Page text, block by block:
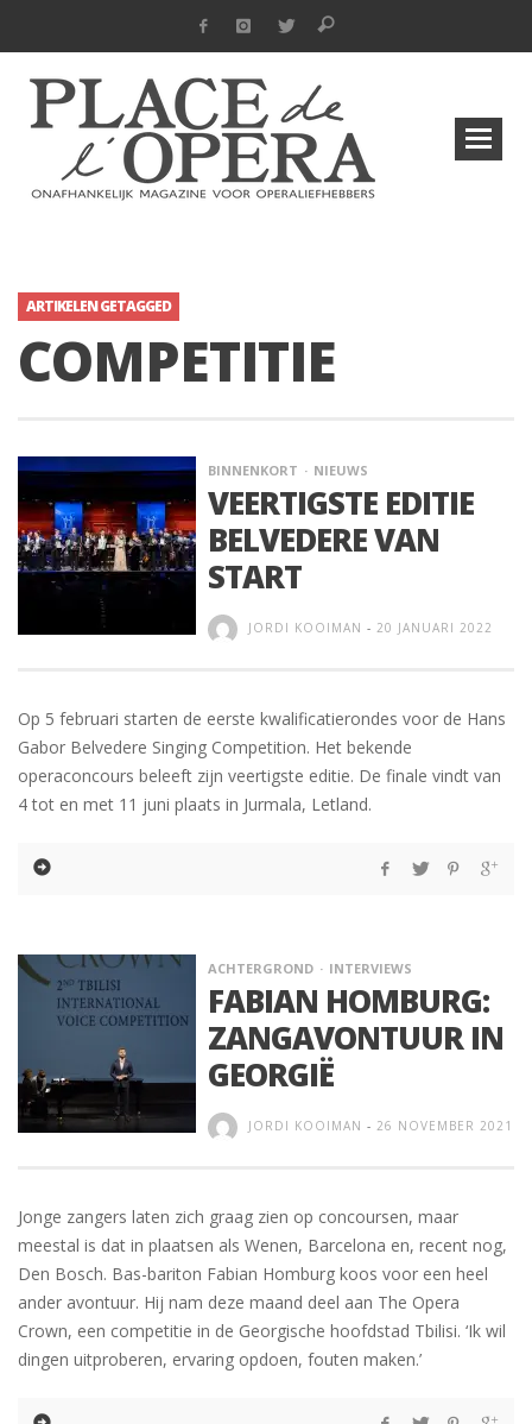
ARTIKELEN GETAGGED
COMPETITIE
BINNENKORT NIEUWS
VEERTIGSTE EDITIE
BELVEDERE VAN
START
JORDI KOOIMAN - 20 JANUARI 2022
Op 5 februari starten de eerste kwalificatierondes voor de Hans
Gabor Belvedere Singing Competition. Het bekende
operaconcours beleeft zijn veertigste editie. De finale vindt van
4 tot en met 11 juni plaats in Jurmala, Letland.
ACHTERGROND INTERVIEWS
FABIAN HOMBURG:
ZANGAVONTUUR IN
GEORGIË
JORDI KOOIMAN - 26 NOVEMBER 2021
Jonge zangers laten zich graag zien op concoursen, maar
meestal is dat in plaatsen als Wenen, Barcelona en, recent nog,
Den Bosch. Bas-bariton Fabian Homburg koos voor een heel
ander avontuur. Hij nam deze maand deel aan The Opera
Crown, een competitie in de Georgische hoofdstad Tbilisi. ‘Ik wil
dingen uitproberen, ervaring opdoen, fouten maken.’